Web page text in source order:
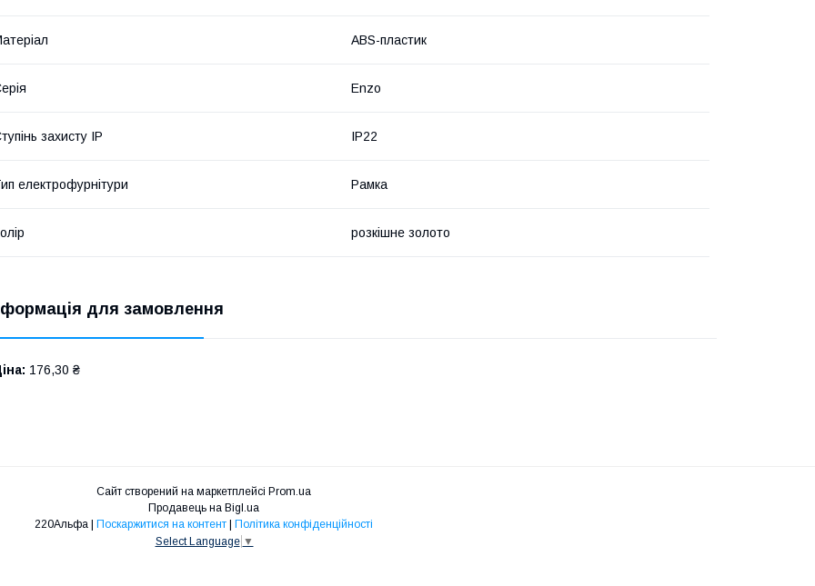
ABS-пластик
Enzo
захисту IP IP22
електрофурнітури Рамка
розкішне золото
для замовлення
176,30 ₴
Сайт створений на маркетплейсі Prom.ua
Продавець на Bigl.ua
220Альфа | Поскаржитися на контент | Політика конфіденційності
Select Language ▼